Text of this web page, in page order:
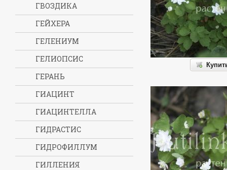
ГВОЗДИКА
ГЕЙХЕРА
ГЕЛЕНИУМ
ГЕЛИОПСИС
ГЕРАНЬ
ГИАЦИНТ
ГИАЦИНТЕЛЛА
ГИДРАСТИС
ГИДРОФИЛЛУМ
ГИЛЛЕНИЯ